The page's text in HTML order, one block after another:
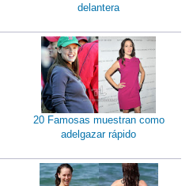
delantera
20 Famosas muestran como
adelgazar rápido